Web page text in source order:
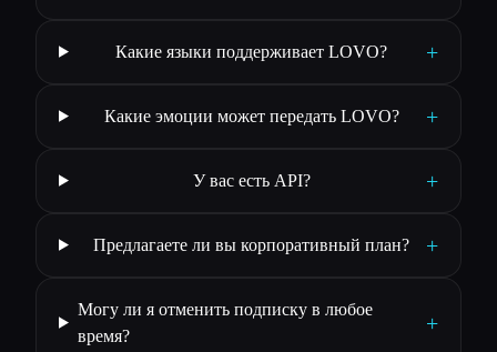
Какие языки поддерживает LOVO? +
Какие эмоции может передать LOVO? +
У вас есть API? +
Предлагаете ли вы корпоративный план? +
Могу ли я отменить подписку в любое
время?
+